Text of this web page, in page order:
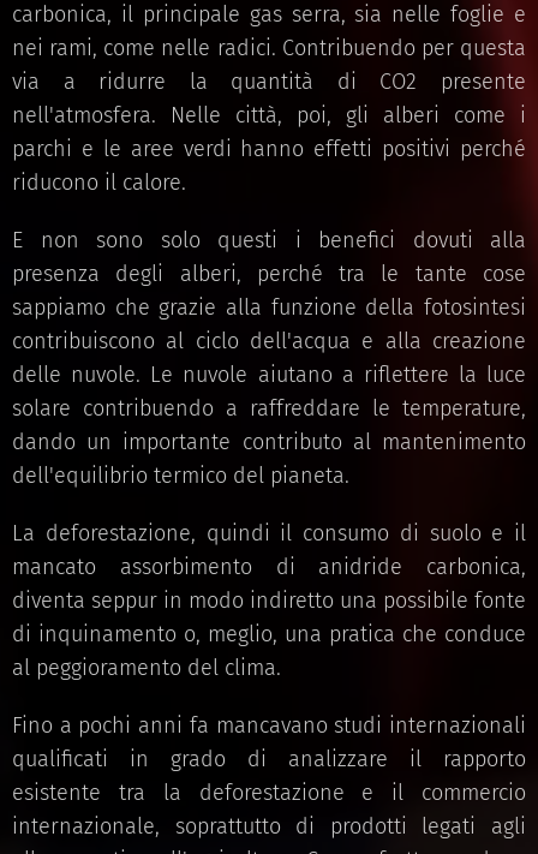
carbonica, il principale gas serra, sia nelle foglie e
nei rami, come nelle radici. Contribuendo per questa
via a ridurre la quantità di CO2 presente
nell'atmosfera. Nelle città, poi, gli alberi come i
parchi e le aree verdi hanno effetti positivi perché
riducono il calore.
E non sono solo questi i benefici dovuti alla
presenza degli alberi, perché tra le tante cose
sappiamo che grazie alla funzione della fotosintesi
contribuiscono al ciclo dell'acqua e alla creazione
delle nuvole. Le nuvole aiutano a riflettere la luce
solare contribuendo a raffreddare le temperature,
dando un importante contributo al mantenimento
dell'equilibrio termico del pianeta.
La deforestazione, quindi il consumo di suolo e il
mancato assorbimento di anidride carbonica,
diventa seppur in modo indiretto una possibile fonte
di inquinamento o, meglio, una pratica che conduce
al peggioramento del clima.
Fino a pochi anni fa mancavano studi internazionali
qualificati in grado di analizzare il rapporto
esistente tra la deforestazione e il commercio
internazionale, soprattutto di prodotti legati agli